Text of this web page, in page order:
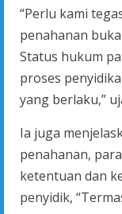
“Perlu kami
penahanan
Status hukum
proses
yang berlaku,”
Ia juga
penahanan,
ketentuan dan
penyidik,